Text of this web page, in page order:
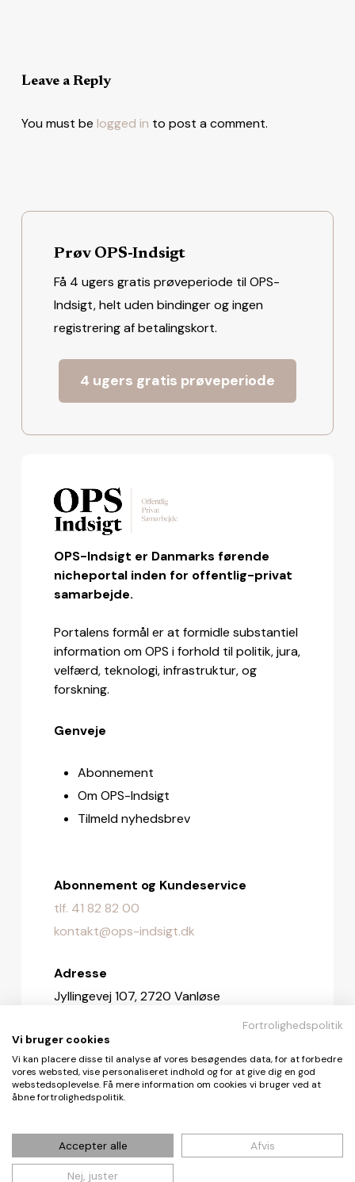
Leave a Reply
You must be logged in to post a comment.
Prøv OPS-Indsigt
Få 4 ugers gratis prøveperiode til OPS-
Indsigt, helt uden bindinger og ingen
registrering af betalingskort.
4 ugers gratis prøveperiode
OPS-Indsigt er Danmarks førende
nicheportal inden for offentlig-privat
samarbejde.
Portalens formål er at formidle substantiel
information om OPS i forhold til politik, jura,
velfærd, teknologi, infrastruktur, og
forskning.
Genveje
Abonnement
Om OPS-Indsigt
Tilmeld nyhedsbrev
Abonnement og Kundeservice
tlf. 41 82 82 00
kontakt@ops-indsigt.dk
Adresse
Jyllingevej 107, 2720 Vanløse
Redaktionen
redaktionen@ops-indsigt.dk
© De Fire Vinde ApS 2026
Fortrolighedspolitik
Vi bruger cookies
Vi kan placere disse til analyse af vores besøgendes data, for at forbedre
vores websted, vise personaliseret indhold og for at give dig en god
webstedsoplevelse. Få mere information om cookies vi bruger ved at
åbne fortrolighedspolitik.
Accepter alle Afvis
Nej, juster